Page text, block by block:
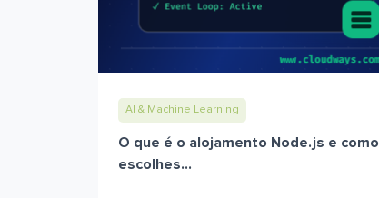
AI & Machine Learning
O que é o alojamento Node.js e como
escolhes...